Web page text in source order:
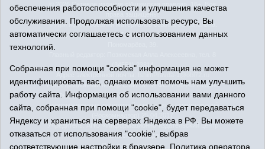
© 2026 Сетевое издание «Ишимская правда». 16+. Все
права защищены.
© При использовании материалов ссылка обязательна.
Адрес редакции: 627750 Тюменская область, г. Ишим, ул.
(34551) 23814
Адрес электронной почты:
IshimPravda-1@obl72.ru
Регистрационный номер СМИ Эл № ФС77-69445 выдано
Федеральной службой по надзору в сфере связи,
информационных технологий и массовых коммуникаций
Учредитель: АНО «Информационно-издательский центр
«Ишимская правда».
Политика оператора
обеспечения работоспособности и улучшения качества
обслуживания. Продолжая использовать ресурс, Вы
автоматически соглашаетесь с использованием данных
технологий.
Собранная при помощи "cookie" информация не может
идентифицировать вас, однако может помочь нам улучшить
работу сайта. Информация об использовании вами данного
сайта, собранная при помощи "cookie", будет передаваться
Яндексу и храниться на серверах Яндекса в РФ. Вы можете
отказаться от использования "cookie", выбрав
соответствующие настройки в браузере. Политика оператора